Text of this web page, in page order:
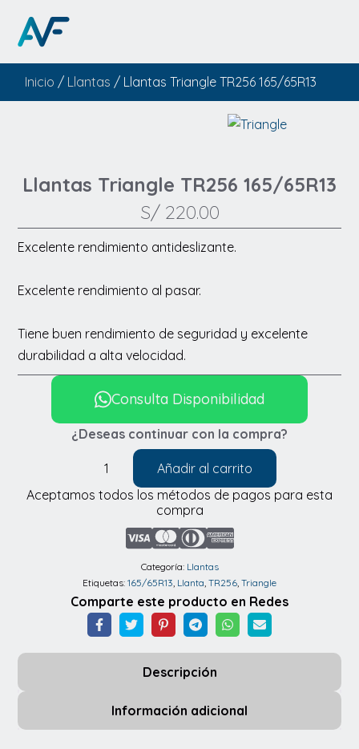
Inicio / Llantas / Llantas Triangle TR256 165/65R13
Llantas Triangle TR256 165/65R13
S/220.00
Excelente rendimiento antideslizante.
Excelente rendimiento al pasar.
Tiene buen rendimiento de seguridad y excelente
durabilidad a alta velocidad.
¿Deseas continuar con la compra?
Llantas
Triangle
165/65R13
Añadir al carrito
Categoría: Llantas
Etiquetas: 165/65R13, Llanta, TR256, Triangle
Consulta Disponibilidad
Aceptamos todos los métodos de pagos para esta
compra
Comparte este producto en Redes
Descripción
Información adicional